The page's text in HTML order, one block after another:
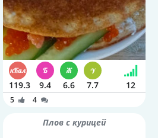
119.3 9.4 6.6 7.7 12
5 4
Плов с курицей